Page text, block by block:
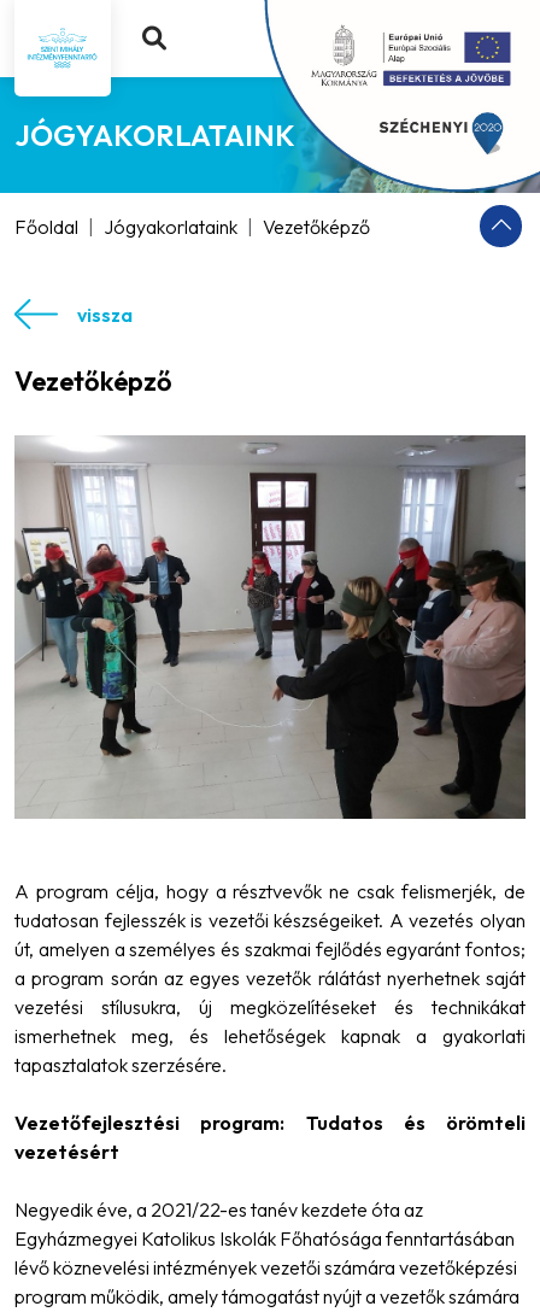
JÓGYAKORLATAINK
Főoldal Jógyakorlataink Vezetőképző
vissza
Vezetőképző
A program célja, hogy a résztvevők ne csak felismerjék, de
tudatosan fejlesszék is vezetői készségeiket. A vezetés olyan
út, amelyen a személyes és szakmai fejlődés egyaránt fontos;
a program során az egyes vezetők rálátást nyerhetnek saját
vezetési stílusukra, új megközelítéseket és technikákat
ismerhetnek meg, és lehetőségek kapnak a gyakorlati
tapasztalatok szerzésére.
Vezetőfejlesztési program: Tudatos és örömteli
vezetésért
Negyedik éve, a 2021/22-es tanév kezdete óta az
Egyházmegyei Katolikus Iskolák Főhatósága fenntartásában
lévő köznevelési intézmények vezetői számára vezetőképzési
program működik, amely támogatást nyújt a vezetők számára